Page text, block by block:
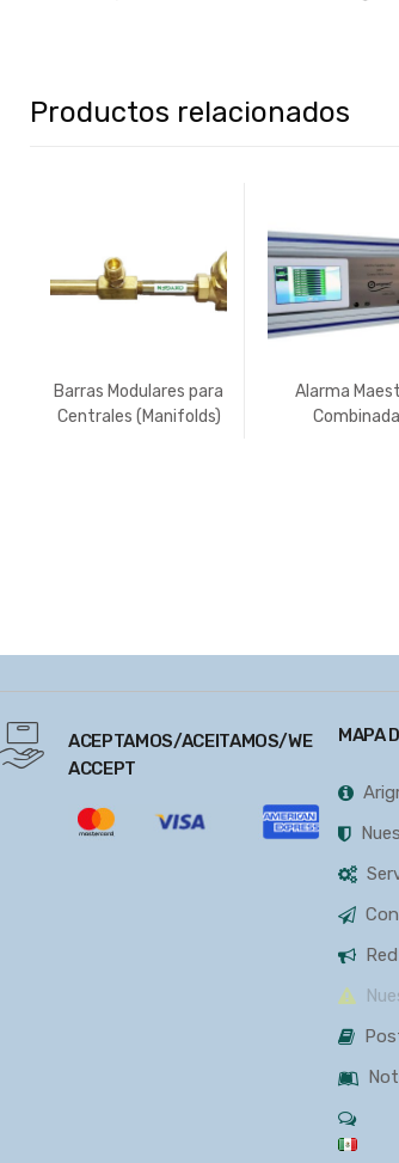
Productos relacionados
Barras Modulares para
Centrales (Manifolds)
Alarma
Combinada
ACEPTAMOS/ACEITAMOS/WE
ACCEPT
MAPA